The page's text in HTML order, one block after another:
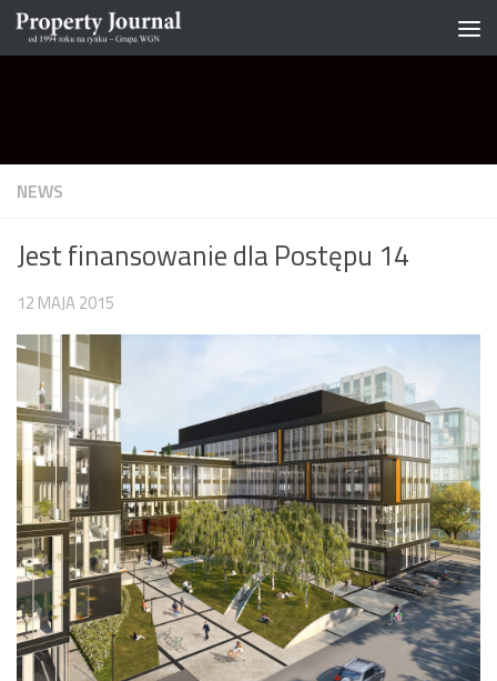
Skip to content
NEWS
Jest finansowanie dla Postępu 14
12 MAJA 2015